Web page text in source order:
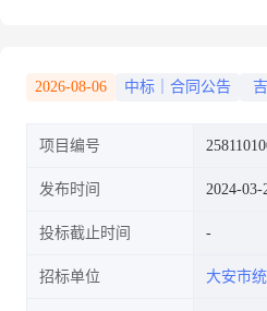
2026-08-06 中标｜合同公告
项目编号
发布时间 2024-03-
投标截止时间
招标单位 大安市